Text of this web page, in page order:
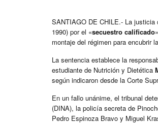
SANTIAGO DE CHILE.- La
1990) por el «secuestro calificado
montaje del régimen para encubrir
La sentencia establece la
estudiante de Nutrición y Dietética
según indicaron desde la Corte
En un fallo unánime, el tribunal
(DINA), la policía secreta de
Pedro Espinoza Bravo y Miguel